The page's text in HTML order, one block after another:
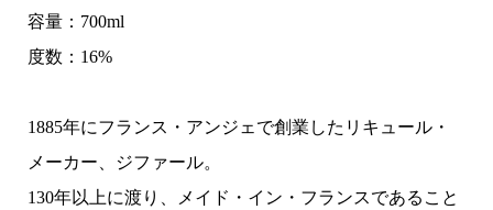
容量：700ml
度数：16%
1885年にフランス・アンジェで創業したリキュール・
メーカー、ジファール。
130年以上に渡り、メイド・イン・フランスであること